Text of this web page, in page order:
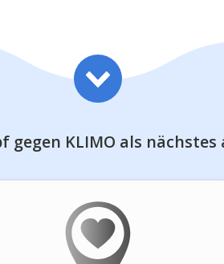
gegen KLIMO als